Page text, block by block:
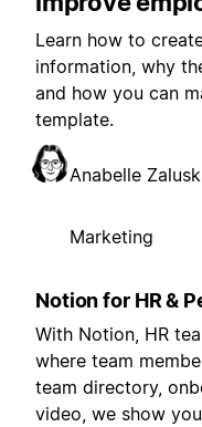
Learn how to
information, why
and how you can
template.
Anabelle
Marketing
Notion for HR &
With Notion, HR
where team
team directory,
video, we show